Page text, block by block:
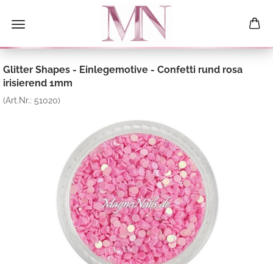
Glitter Shapes - Einlegemotive - Confetti rund rosa
irisierend 1mm
(Art.Nr.: 51020)